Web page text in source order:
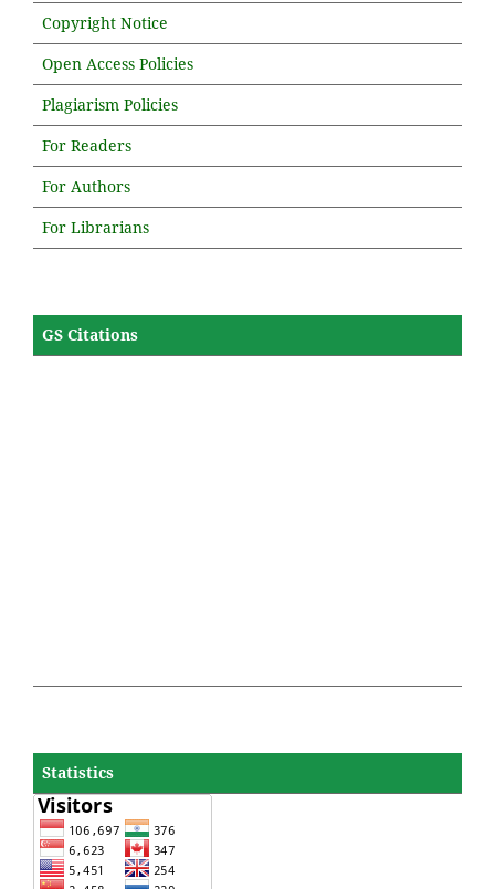
Copyright Notice
Open Access Policies
Plagiarism Policies
For Readers
For Authors
For Librarians
GS Citations
Statistics